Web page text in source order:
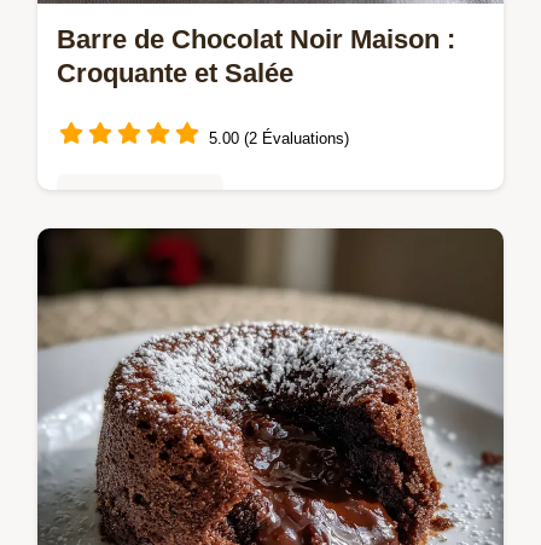
Barre de Chocolat Noir Maison :
Croquante et Salée
5.00 (2 Évaluations)
Apprenez à réussir votre propre Barre de
Chocolat Maison Facile grâce à la technique
du tempérage.